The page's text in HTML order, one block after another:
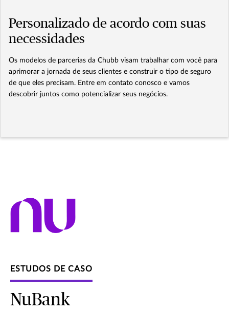
Personalizado de acordo com suas
necessidades
Os modelos de parcerias da Chubb visam trabalhar com você para
aprimorar a jornada de seus clientes e construir o tipo de seguro
de que eles precisam. Entre em contato conosco e vamos
descobrir juntos como potencializar seus negócios.
ESTUDOS DE CASO
NuBank